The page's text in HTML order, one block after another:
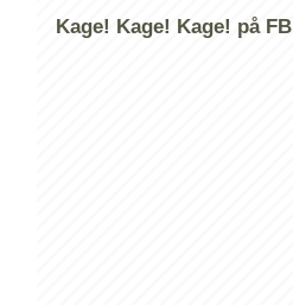
Kage! Kage! Kage! på FB